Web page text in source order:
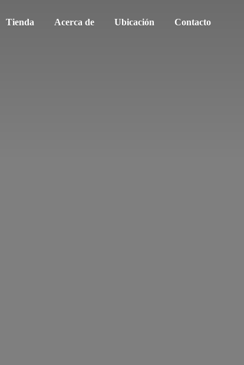
Tienda Acerca de Ubicación Contacto